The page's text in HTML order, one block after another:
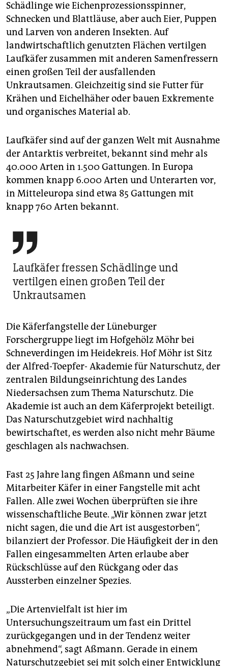
Schädlinge wie Eichenprozessionsspinner,
Schnecken und Blattläuse, aber auch Eier, Puppen
und Larven von anderen Insekten. Auf
landwirtschaftlich genutzten Flächen vertilgen
Laufkäfer zusammen mit anderen Samenfressern
einen großen Teil der ausfallenden
Unkrautsamen. Gleichzeitig sind sie Futter für
Krähen und Eichelhäher oder bauen Exkremente
und organisches Material ab.
Laufkäfer sind auf der ganzen Welt mit Ausnahme
der Antarktis verbreitet, bekannt sind mehr als
40.000 Arten in 1.500 Gattungen. In Europa
kommen knapp 6.000 Arten und Unterarten vor,
in Mitteleuropa sind etwa 85 Gattungen mit
knapp 760 Arten bekannt.

Laufkäfer fressen Schädlinge und
vertilgen einen großen Teil der
Unkrautsamen
Die Käferfangstelle der Lüneburger
Forschergruppe liegt im Hofgehölz Möhr bei
Schneverdingen im Heidekreis. Hof Möhr ist Sitz
der Alfred-Toepfer- Akademie für Naturschutz, der
zentralen Bildungseinrichtung des Landes
Niedersachsen zum Thema Naturschutz. Die
Akademie ist auch an dem Käferprojekt beteiligt.
Das Naturschutzgebiet wird nachhaltig
bewirtschaftet, es werden also nicht mehr Bäume
geschlagen als nachwachsen.
Fast 25 Jahre lang fingen Aßmann und seine
Mitarbeiter Käfer in einer Fangstelle mit acht
Fallen. Alle zwei Wochen überprüften sie ihre
wissenschaftliche Beute. „Wir können zwar jetzt
nicht sagen, die und die Art ist ausgestorben“,
bilanziert der Professor. Die Häufigkeit der in den
Fallen eingesammelten Arten erlaube aber
Rückschlüsse auf den Rückgang oder das
Aussterben einzelner Spezies.
„Die Artenvielfalt ist hier im
Untersuchungszeitraum um fast ein Drittel
zurückgegangen und in der Tendenz weiter
abnehmend“, sagt Aßmann. Gerade in einem
Naturschutzgebiet sei mit solch einer Entwicklung